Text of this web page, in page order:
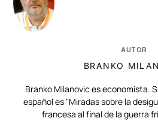
AUTOR
BRANKO
Branko Milanovic es economista.
español es "Miradas sobre la
francesa al final de la guerra